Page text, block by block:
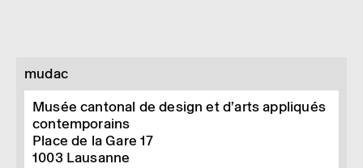
mudac
Musée cantonal de design et d’arts appliqués
contemporains
Place de la Gare 17
1003 Lausanne